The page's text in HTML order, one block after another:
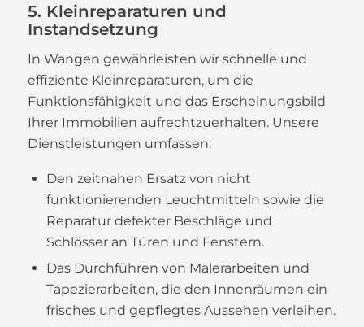
5. Kleinreparaturen und
Instandsetzung
In Wangen gewährleisten wir schnelle und
effiziente Kleinreparaturen, um die
Funktionsfähigkeit und das Erscheinungsbild
Ihrer Immobilien aufrechtzuerhalten. Unsere
Dienstleistungen umfassen:
Den zeitnahen Ersatz von nicht
funktionierenden Leuchtmitteln sowie die
Reparatur defekter Beschläge und
Schlösser an Türen und Fenstern.
Das Durchführen von Malerarbeiten und
Tapezierarbeiten, die den Innenräumen ein
frisches und gepflegtes Aussehen verleihen.